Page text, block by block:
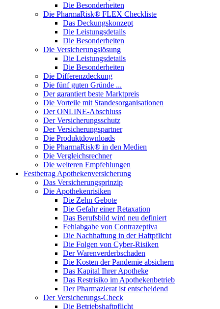
Die Besonderheiten
Die PharmaRisk® FLEX Checkliste
Das Deckungskonzept
Die Leistungsdetails
Die Besonderheiten
Die Versicherungslösung
Die Leistungsdetails
Die Besonderheiten
Die Differenzdeckung
Die fünf guten Gründe ...
Der garantiert beste Marktpreis
Die Vorteile mit Standesorganisationen
Der ONLINE-Abschluss
Der Versicherungsschutz
Der Versicherungspartner
Die Produktdownloads
Die PharmaRisk® in den Medien
Die Vergleichsrechner
Die weiteren Empfehlungen
Festbetrag Apothekenversicherung
Das Versicherungsprinzip
Die Apothekenrisiken
Die Zehn Gebote
Die Gefahr einer Retaxation
Das Berufsbild wird neu definiert
Fehlabgabe von Contrazeptiva
Die Nachhaftung in der Haftpflicht
Die Folgen von Cyber-Risiken
Der Warenverderbschaden
Die Kosten der Pandemie absichern
Das Kapital Ihrer Apotheke
Das Restrisiko im Apothekenbetrieb
Der Pharmazierat ist entscheidend
Der Versicherungs-Check
Die Betriebshaftpflicht